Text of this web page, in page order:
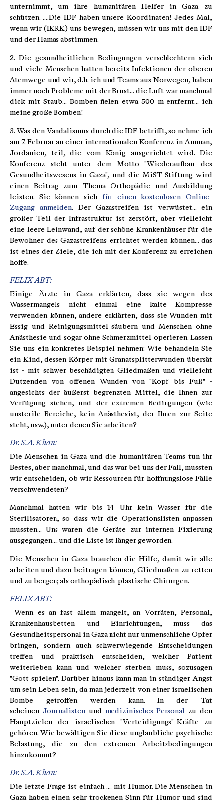
unternimmt, um ihre humanitären Helfer in Gaza zu
schützen. ....Die IDF haben unsere Koordinaten! Jedes Mal,
wenn wir (IKRK) uns bewegen, müssen wir uns mit den IDF
und der Hamas abstimmen.
2. Die gesundheitlichen Bedingungen verschlechtern sich
und viele Menschen hatten bereits Infektionen der oberen
Atemwege und wir, d.h. ich und Teams aus Norwegen, haben
immer noch Probleme mit der Brust... die Luft war manchmal
dick mit Staub... Bomben fielen etwa 500 m entfernt... ich
meine große Bomben!
3. Was den Vandalismus durch die IDF betrifft, so nehme ich
am 7. Februar an einer internationalen Konferenz in Amman,
Jordanien, teil, die vom König ausgerichtet wird. Die
Konferenz steht unter dem Motto "Wiederaufbau des
Gesundheitswesens in Gaza", und die MiST-Stiftung wird
einen Beitrag zum Thema Orthopädie und Ausbildung
leisten. Sie können sich für einen kostenlosen Online-
Zugang anmelden. Der Gazastreifen ist verwüstet... ein
großer Teil der Infrastruktur ist zerstört, aber vielleicht
eine leere Leinwand, auf der schöne Krankenhäuser für die
Bewohner des Gazastreifens errichtet werden können... das
ist eines der Ziele, die ich mit der Konferenz zu erreichen
hoffe.
FELIX ABT:
Einige Ärzte in Gaza erklärten, dass sie wegen des
Wassermangels nicht einmal eine kalte Kompresse
verwenden können, andere erklärten, dass sie Wunden mit
Essig und Reinigungsmittel säubern und Menschen ohne
Anästhesie und sogar ohne Schmerzmittel operieren. Lassen
Sie uns ein konkretes Beispiel nehmen: Wie behandeln Sie
ein Kind, dessen Körper mit Granatsplitterwunden übersät
ist - mit schwer beschädigten Gliedmaßen und vielleicht
Dutzenden von offenen Wunden von "Kopf bis Fuß" -
angesichts der äußerst begrenzten Mittel, die Ihnen zur
Verfügung stehen, und der extremen Bedingungen (wie
unsterile Bereiche, kein Anästhesist, der Ihnen zur Seite
steht, usw.), unter denen Sie arbeiten?
Dr. S.A. Khan:
Die Menschen in Gaza und die humanitären Teams tun ihr
Bestes, aber manchmal, und das war bei uns der Fall, mussten
wir entscheiden, ob wir Ressourcen für hoffnungslose Fälle
verschwendeten?
Manchmal hatten wir bis 14 Uhr kein Wasser für die
Sterilisatoren, so dass wir die Operationslisten anpassen
mussten... Uns waren die Geräte zur internen Fixierung
ausgegangen.... und die Liste ist länger geworden.
Die Menschen in Gaza brauchen die Hilfe, damit wir alle
arbeiten und dazu beitragen können, Gliedmaßen zu retten
und zu bergen; als orthopädisch-plastische Chirurgen.
FELIX ABT:
Wenn es an fast allem mangelt, an Vorräten, Personal,
Krankenhausbetten und Einrichtungen, muss das
Gesundheitspersonal in Gaza nicht nur unmenschliche Opfer
bringen, sondern auch schwerwiegende Entscheidungen
treffen und praktisch entscheiden, welcher Patient
weiterleben kann und welcher sterben muss, sozusagen
"Gott spielen". Darüber hinaus kann man in ständiger Angst
um sein Leben sein, da man jederzeit von einer israelischen
Bombe getroffen werden kann. In der Tat
scheinen Journalistenund medizinisches Personal
zu den
Hauptzielen der israelischen "Verteidigungs"-Kräfte zu
gehören. Wie bewältigen Sie diese unglaubliche psychische
Belastung, die zu den extremen Arbeitsbedingungen
hinzukommt?
Dr. S.A. Khan:
Die letzte Frage ist einfach .... mit Humor. Die Menschen in
Gaza haben einen sehr trockenen Sinn für Humor und sind